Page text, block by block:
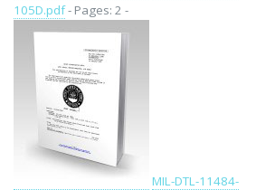
105D.pdf- Pages: 2 -
MIL-DTL-11484-